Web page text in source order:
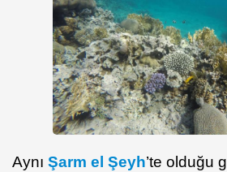
Aynı Şarm el Şeyh’te olduğu